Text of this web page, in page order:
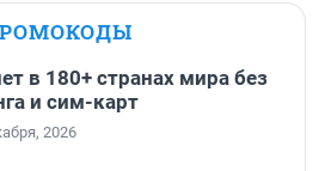
в 180+ странах мира без
и сим-карт
2026